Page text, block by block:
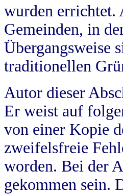
wurden errichtet.
Gemeinden, in
Übergangsweise
traditionellen
Autor dieser
Er weist auf
von einer Kopie
zweifelsfreie
worden. Bei der
gekommen sein.